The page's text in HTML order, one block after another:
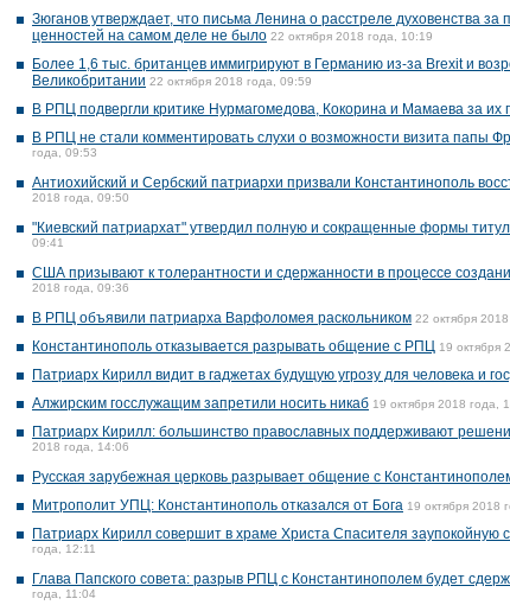
Зюганов утверждает, что письма Ленина о расстреле духовенства
ценностей на самом деле не было 22 октября 2018 года, 10:19
Более 1,6 тыс. британцев иммигрируют в Германию из-за Brexit и
Великобритании 22 октября 2018 года, 09:59
В РПЦ подвергли критике Нурмагомедова, Кокорина и Мамаева за их
В РПЦ не стали комментировать слухи о возможности визита папы
года, 09:53
Антиохийский и Сербский патриархи призвали Константинополь
2018 года, 09:50
"Киевский патриархат" утвердил полную и сокращенные формы
09:41
США призывают к толерантности и сдержанности в процессе
2018 года, 09:36
В РПЦ объявили патриарха Варфоломея раскольником 22 октября
Константинополь отказывается разрывать общение с РПЦ 19 октября
Патриарх Кирилл видит в гаджетах будущую угрозу для человека и
Алжирским госслужащим запретили носить никаб 19 октября 2018 года,
Патриарх Кирилл: большинство православных поддерживают
2018 года, 14:06
Русская зарубежная церковь разрывает общение с
Митрополит УПЦ: Константинополь отказался от Бога 19 октября 2018
Патриарх Кирилл совершит в храме Христа Спасителя заупокойную
года, 12:11
Глава Папского совета: разрыв РПЦ с Константинополем будет
года, 11:04